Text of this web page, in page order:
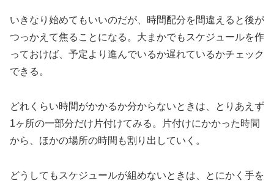
いきなり始めてもいいのだが、時間配分を間違えると後が
つっかえて焦ることになる。大まかでもスケジュールを作
っておけば、予定より進んでいるか遅れているかチェック
できる。
どれくらい時間がかかるか分からないときは、とりあえず
1ヶ所の一部分だけ片付けてみる。片付けにかかった時間
から、ほかの場所の時間も割り出していく。
どうしてもスケジュールが組めないときは、とにかく手を